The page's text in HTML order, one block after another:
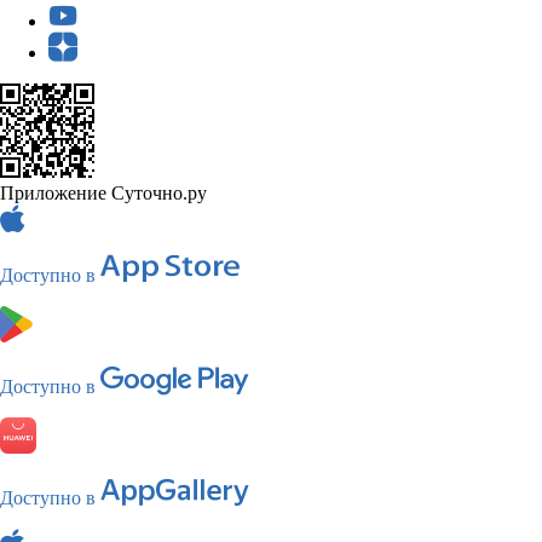
Приложение Суточно.ру
Доступно в
Доступно в
Доступно в